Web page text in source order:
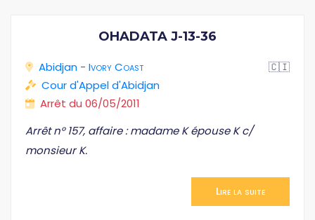
OHADATA J-13-36
Abidjan - Ivory Coast
🇨🇮
Cour d'Appel d'Abidjan
Arrêt du 06/05/2011
Arrêt n° 157, affaire : madame K épouse K c/
monsieur K.
Lire la suite